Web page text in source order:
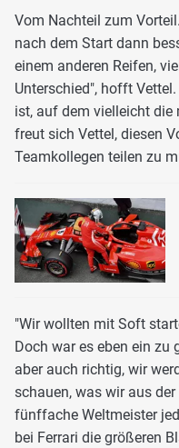
Vom Nachteil zum
nach dem Start dann
einem anderen Reifen,
Unterschied", hofft
ist, auf dem vielleicht die
freut sich Vettel, diesen
Teamkollegen teilen zu
"Wir wollten mit Soft
Doch war es eben ein zu
aber auch richtig, wir
schauen, was wir aus
fünffache Weltmeister
bei Ferrari die größeren